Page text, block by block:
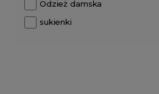
Odzież damska
sukienki